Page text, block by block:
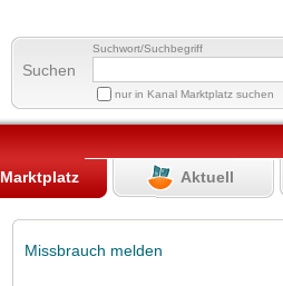
Suchen
Suchwort/Suchbegriff
nur in Kanal Marktplatz suchen
Marktplatz Aktuell
Missbrauch melden